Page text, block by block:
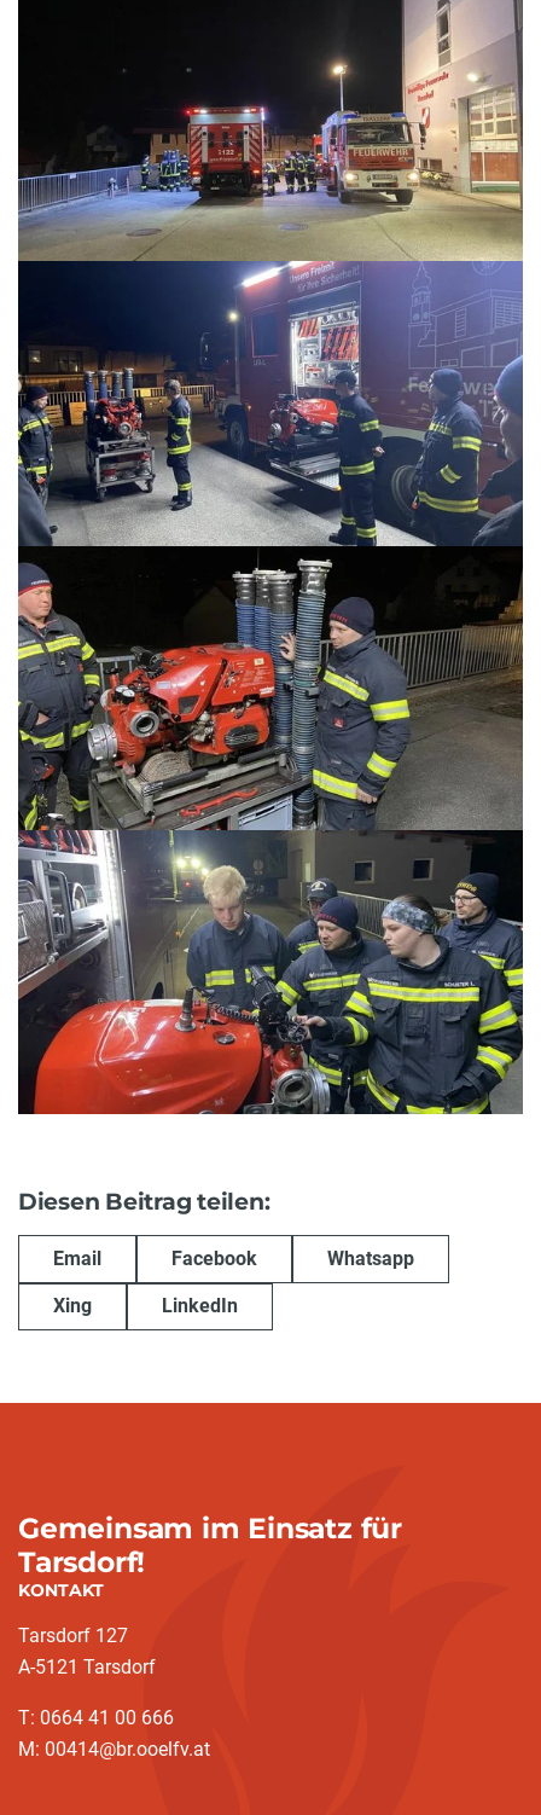
Diesen Beitrag teilen:
Email Facebook Whatsapp
Xing LinkedIn
Gemeinsam im Einsatz für
Tarsdorf!
KONTAKT
Tarsdorf 127
A-5121 Tarsdorf
T: 0664 41 00 666
M: 00414@br.ooelfv.at